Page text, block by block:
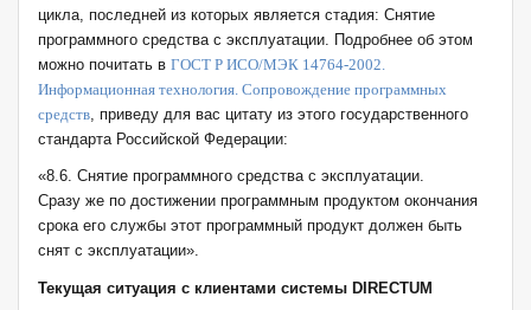
цикла, последней из которых является стадия: Снятие
программного средства с эксплуатации. Подробнее об этом
можно почитать в ГОСТ Р ИСО/МЭК 14764-2002.
Информационная технология. Сопровождение программных
средств , приведу для вас цитату из этого государственного
стандарта Российской Федерации:
«8.6. Снятие программного средства с эксплуатации.
Сразу же по достижении программным продуктом окончания
срока его службы этот программный продукт должен быть
снят с эксплуатации».
Текущая ситуация с клиентами системы DIRECTUM